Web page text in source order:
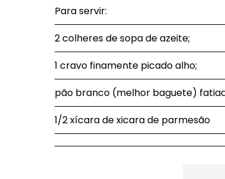
Para servir:
2 colheres de sopa de azeite;
1 cravo finamente picado alho;
pão branco (melhor baguete)
1/2 xícara de xicara de parmesão